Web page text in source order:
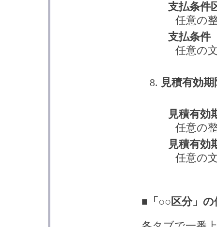
支払条件
任意の
支払条件
任意の
見積有効
見積有効
任意の
見積有効
任意の
■「○○区分」